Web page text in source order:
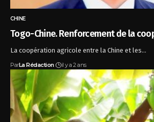
CHINE
Togo-Chine. Renforcement de la
La coopération agricole entre la Chine et les…
ParLa Rédaction il y a 2 ans